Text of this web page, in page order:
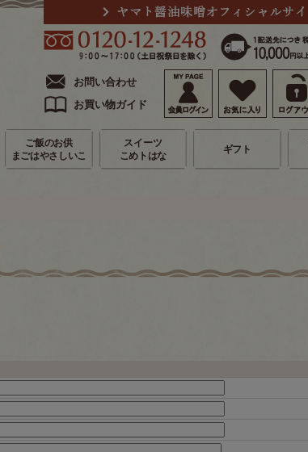
お問い合わせ
お買い物ガイド
ご飯のお供
まごはやさしいこ
スイーツ
こめトはな
ギフト